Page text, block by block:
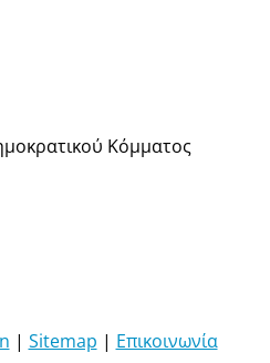
Κόμματος
| Sitemap | Επικοινωνία